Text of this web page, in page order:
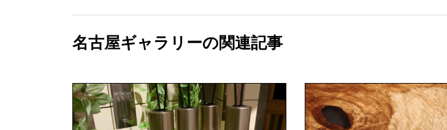
名古屋ギャラリーの関連記事